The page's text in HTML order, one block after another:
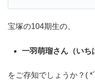
宝塚の104期生の、
一羽萌瑠さん（いち
をご存知でしょうか？(